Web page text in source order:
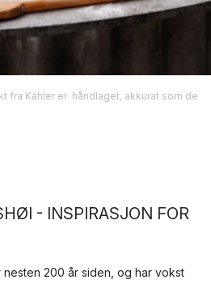
fra Kähler er håndlaget, akkurat som de
- INSPIRASJON FOR
200 år siden, og har vokst